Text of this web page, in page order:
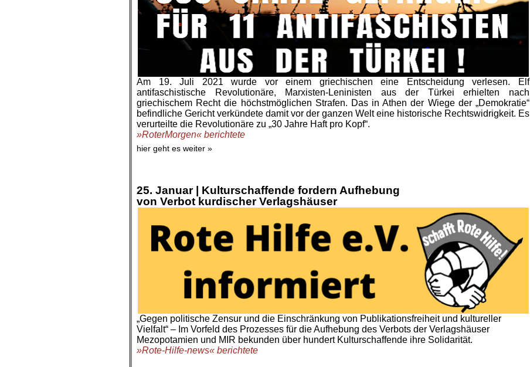
Am 19. Juli 2021 wurde vor einem griechischen eine Entscheidung verlesen. Elf
antifaschistische Revolutionäre, Marxisten-Leninisten aus der Türkei erhielten nach
griechischem Recht die höchstmöglichen Strafen. Das in Athen der Wiege der „Demokratie“
befindliche Gericht verkündete damit vor der ganzen Welt eine historische Rechtswidrigkeit. Es
verurteilte die Revolutionäre zu „30 Jahre Haft pro Kopf“.
»RoterMorgen« berichtete
hier geht es weiter »
25. Januar |
Kulturschaffende fordern Aufhebung
von Verbot kurdischer Verlagshäuser
„Gegen politische Zensur und die Einschränkung von Publikationsfreiheit und kultureller
Vielfalt“ – Im Vorfeld des Prozesses für die Aufhebung des Verbots der Verlagshäuser
Mezopotamien und MIR bekunden über hundert Kulturschaffende ihre Solidarität.
»Rote-Hilfe-news« berichtete